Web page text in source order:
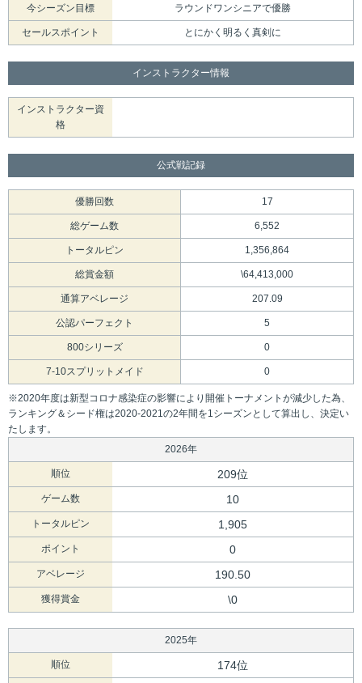
今シーズン目標 ラウンドワンシニアで優勝
セールスポイント とにかく明るく真剣に
インストラクター情報
インストラクター資
格
公式戦記録
優勝回数 17
総ゲーム数 6,552
トータルピン 1,356,864
総賞金額 \64,413,000
通算アベレージ 207.09
公認パーフェクト 5
800シリーズ 0
7-10スプリットメイド 0
※2020年度は新型コロナ感染症の影響により開催トーナメントが減少した為、
ランキング＆シード権は2020-2021の2年間を1シーズンとして算出し、決定い
たします。
2026年
順位 209位
ゲーム数 10
トータルピン 1,905
ポイント 0
アベレージ 190.50
獲得賞金 \0
2025年
順位 174位